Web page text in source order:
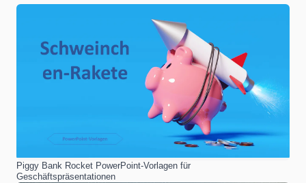
Piggy Bank Rocket PowerPoint-Vorlagen für
Geschäftspräsentationen